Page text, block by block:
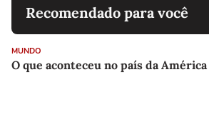
Recomendado para você
MUNDO
O que aconteceu no país da